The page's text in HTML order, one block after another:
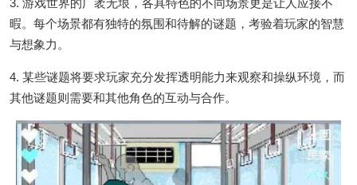
3. 游戏世界的广袤无垠，各具特色的不同场景更是让人应接不
暇。每个场景都有独特的氛围和待解的谜题，考验着玩家的智慧
与想象力。
4. 某些谜题将要求玩家充分发挥透明能力来观察和操纵环境，而
其他谜题则需要和其他角色的互动与合作。